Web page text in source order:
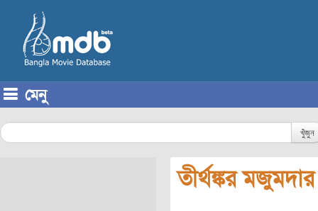
মেনু
খুঁজুন
তীর্থঙ্কর মজুমদার